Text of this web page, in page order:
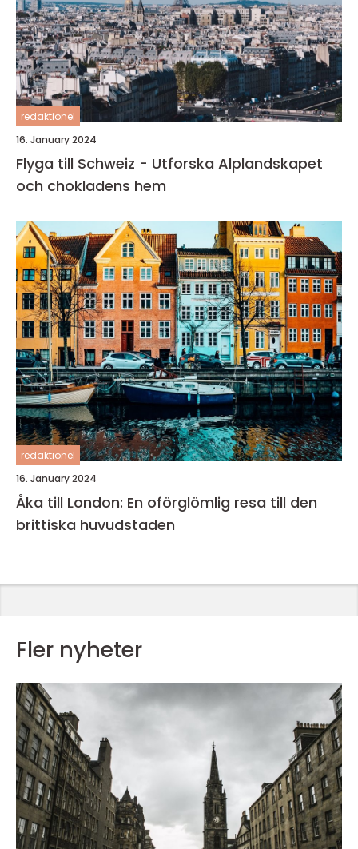
redaktionel
16. January 2024
Flyga till Schweiz - Utforska Alplandskapet
och chokladens hem
redaktionel
16. January 2024
Åka till London: En oförglömlig resa till den
brittiska huvudstaden
Fler nyheter